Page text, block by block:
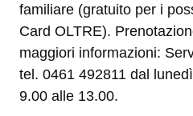
familiare (gratuito per i
Card OLTRE).
maggiori informazioni:
tel. 0461 492811 dal
9.00 alle 13.00.